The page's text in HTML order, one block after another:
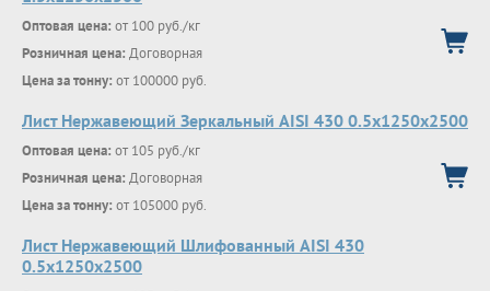
Оптовая цена: от 100 руб./кг
Розничная цена: Договорная
Цена за тонну: от 100000 руб.
Лист Нержавеющий Зеркальный AISI 430 0.5х1250х2500
Оптовая цена: от 105 руб./кг
Розничная цена: Договорная
Цена за тонну: от 105000 руб.
Лист Нержавеющий Шлифованный AISI 430
0.5х1250х2500